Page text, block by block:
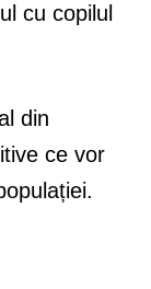
cu copilul
din
ce vor